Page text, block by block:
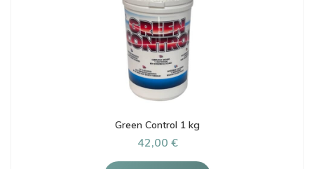
Green Control 1 kg
42,00 €